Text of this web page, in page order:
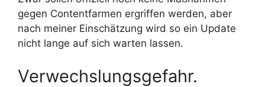
gegen Contentfarmen ergriffen werden, aber
nach meiner Einschätzung wird so ein Update
nicht lange auf sich warten lassen.
Verwechslungsgefahr.